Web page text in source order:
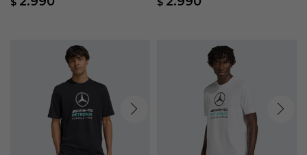
Blanco